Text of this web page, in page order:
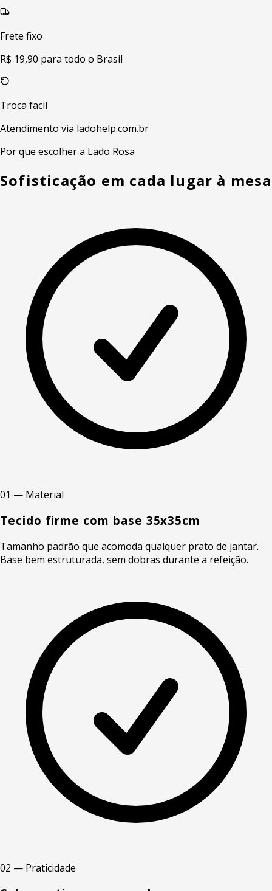
Frete fixo
R$ 19,90 para todo o Brasil
Troca facil
Atendimento via ladohelp.com.br
Por que escolher a Lado Rosa
Sofisticação em cada lugar à mesa
01 — Material
Tecido firme com base 35x35cm
Tamanho padrão que acomoda qualquer prato de jantar.
Base bem estruturada, sem dobras durante a refeição.
02 — Praticidade